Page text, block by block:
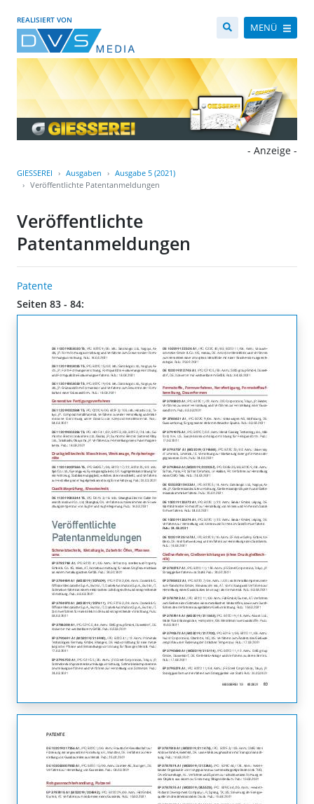
REALISIERT VON
MENÜ
- Anzeige -
GIESSEREI Ausgaben
Ausgabe 5 (2021)
Veröffentlichte Patentanmeldungen
Veröffentlichte
Patentanmeldungen
Patente
Seiten 83 - 84: